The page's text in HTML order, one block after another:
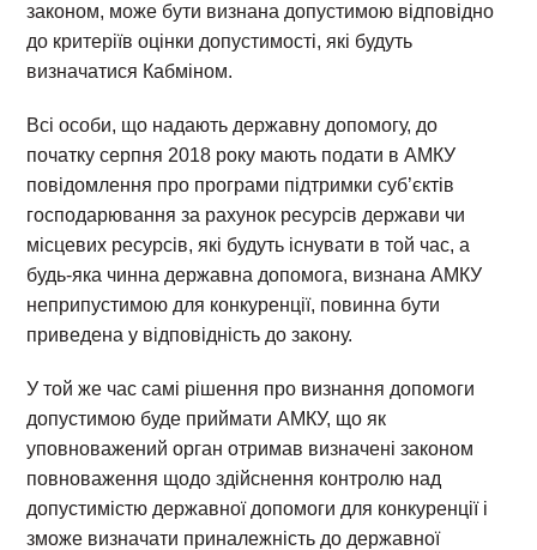
законом, може бути визнана допустимою відповідно
до критеріїв оцінки допустимості, які будуть
визначатися Кабміном.
Всі особи, що надають державну допомогу, до
початку серпня 2018 року мають подати в АМКУ
повідомлення про програми підтримки суб’єктів
господарювання за рахунок ресурсів держави чи
місцевих ресурсів, які будуть існувати в той час, а
будь-яка чинна державна допомога, визнана АМКУ
неприпустимою для конкуренції, повинна бути
приведена у відповідність до закону.
У той же час самі рішення про визнання допомоги
допустимою буде приймати АМКУ, що як
уповноважений орган отримав визначені законом
повноваження щодо здійснення контролю над
допустимістю державної допомоги для конкуренції і
зможе визначати приналежність до державної